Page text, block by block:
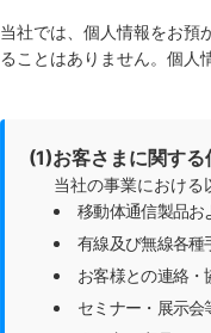
当社では、個人情報をお預
ることはありません。個人
(1)お客さまに関する
当社の事業における
移動体通信製品お
有線及び無線各種
お客様との連絡
セミナー・展示